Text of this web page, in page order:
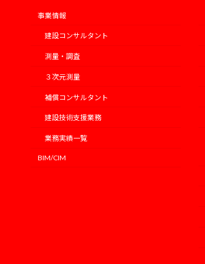
事業情報
建設コンサルタント
測量・調査
３次元測量
補償コンサルタント
建設技術支援業務
業務実績一覧
BIM/CIM